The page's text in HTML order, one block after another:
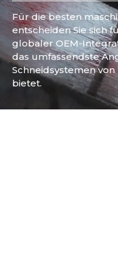
Für die besten
entscheiden Sie sich
globaler OEM-
das umfassendste
Schneidsystemen
bietet.